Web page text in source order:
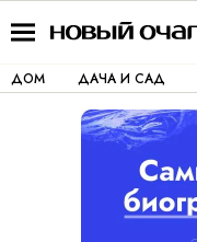
ДОМ ДАЧА И САД